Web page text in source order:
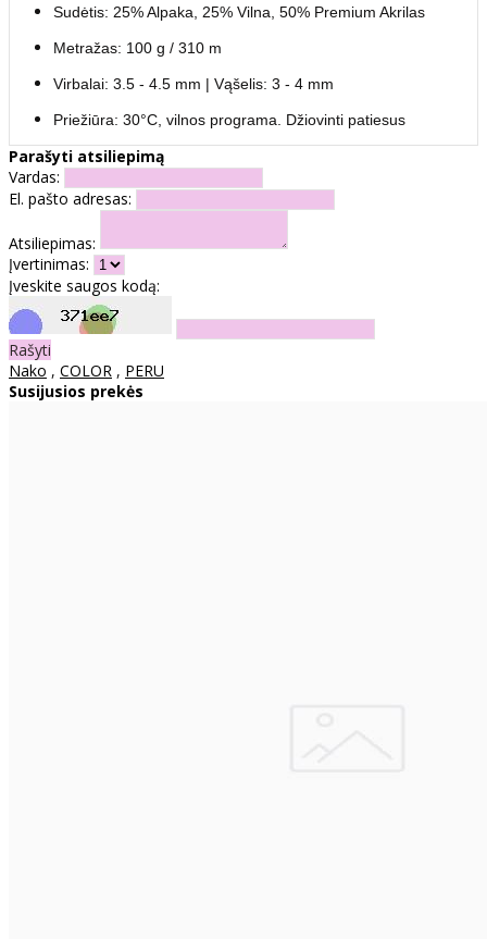
Sudėtis: 25% Alpaka, 25% Vilna, 50% Premium Akrilas
Metražas: 100 g / 310 m
Virbalai: 3.5 - 4.5 mm | Vąšelis: 3 - 4 mm
Priežiūra: 30°C, vilnos programa. Džiovinti patiesus
Parašyti atsiliepimą
Vardas:
El. pašto adresas:
Atsiliepimas:
Įvertinimas:
Įveskite saugos kodą:
Rašyti
Nako , COLOR , PERU
Susijusios prekės